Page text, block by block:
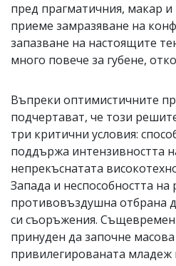
пред прагматичния, макар и
приеме замразяване на
запазване на настоящите
много повече за губене,
Въпреки оптимистичните
подчертават, че този
три критични условия:
поддържа интензивността
непрекъснатата
Запада и неспособността на
противовъздушна отбрана
си съоръжения.
принуден да започне
привилегированата младеж